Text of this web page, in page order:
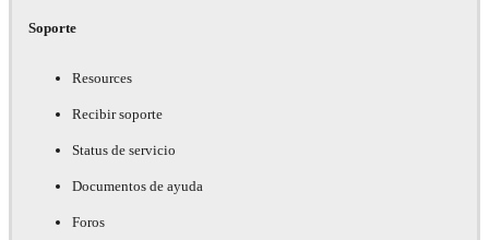
Soporte
Resources
Recibir soporte
Status de servicio
Documentos de ayuda
Foros